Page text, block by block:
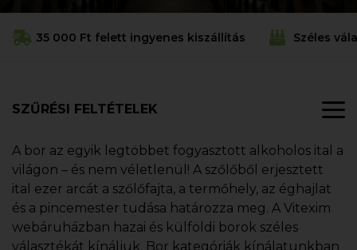
35 000 Ft felett ingyenes kiszállítás Széles
SZŰRÉSI FELTÉTELEK
A bor az egyik legtöbbet fogyasztott alkoholos ital a
világon – és nem véletlenül! A szőlőből erjesztett
ital ezer arcát a szőlőfajta, a termőhely, az éghajlat
és a pincemester tudása határozza meg. A Vitexim
webáruházban hazai és külföldi borok széles
választékát kínáljuk. Bor kategóriák kínálatunkban